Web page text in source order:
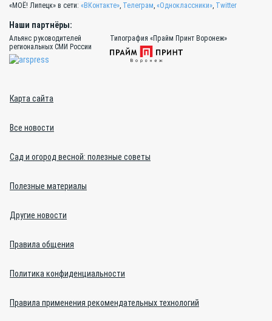
«МОЁ! Липецк» в сети: «ВКонтакте» Телеграм «Одноклассники» Twitter
Наши партнёры:
Альянс руководителей
региональных СМИ России
Типография «Прайм Принт Воронеж»
Карта сайта
Все новости
Сад и огород весной: полезные советы
Полезные материалы
Другие новости
Правила общения
Политика конфиденциальности
Правила применения рекомендательных технологий